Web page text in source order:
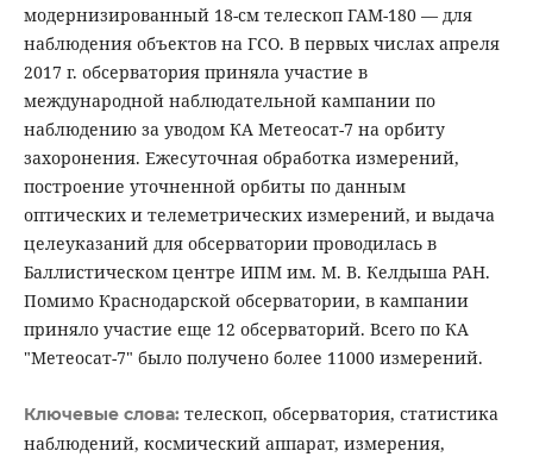
модернизированный 18-см телескоп ГАМ-180 — для
наблюдения объектов на ГСО. В первых числах апреля
2017 г. обсерватория приняла участие в
международной наблюдательной кампании по
наблюдению за уводом КА Метеосат-7 на орбиту
захоронения. Ежесуточная обработка измерений,
построение уточненной орбиты по данным
оптических и телеметрических измерений, и выдача
целеуказаний для обсерватории проводилась в
Баллистическом центре ИПМ им. М. В. Келдыша РАН.
Помимо Краснодарской обсерватории, в кампании
приняло участие еще 12 обсерваторий. Всего по КА
"Метеосат-7" было получено более 11000 измерений.
Ключевые слова: телескоп, обсерватория, статистика
наблюдений, космический аппарат, измерения,